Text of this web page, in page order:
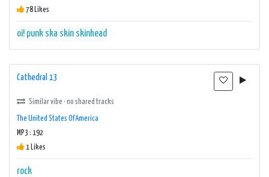
78 Likes
oi! punk ska skin skinhead
Cathedral 13
Similar vibe · no shared tracks
The United States Of America
MP3 : 192
1 Likes
rock